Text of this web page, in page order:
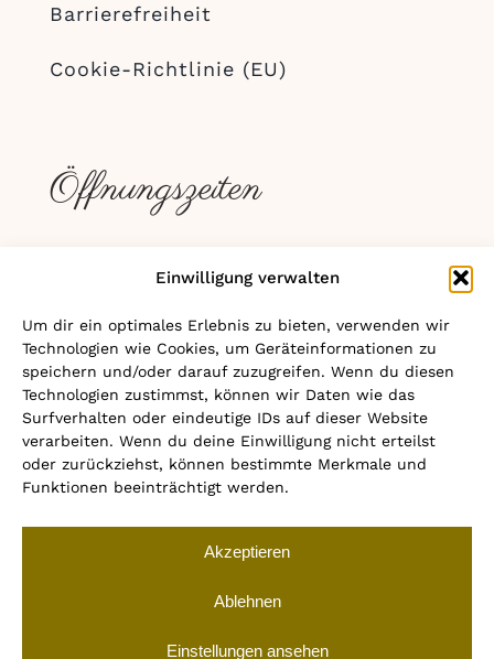
Einwilligung verwalten
Um dir ein optimales Erlebnis zu bieten, verwenden wir
Technologien wie Cookies, um Geräteinformationen zu
speichern und/oder darauf zuzugreifen. Wenn du diesen
Technologien zustimmst, können wir Daten wie das
Surfverhalten oder eindeutige IDs auf dieser Website
verarbeiten. Wenn du deine Einwilligung nicht erteilst
oder zurückziehst, können bestimmte Merkmale und
Funktionen beeinträchtigt werden.
Akzeptieren
Ablehnen
Einstellungen ansehen
Barrierefreiheit
Cookie-Richtlinie (EU)
Öffnungszeiten
Donnerstag – Samstag
18.00 – 22.00 Uhr
Sonntag – Mittwoch
Geschlossen
Dining Restaurant "Chesa